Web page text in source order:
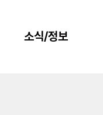
소식/정보